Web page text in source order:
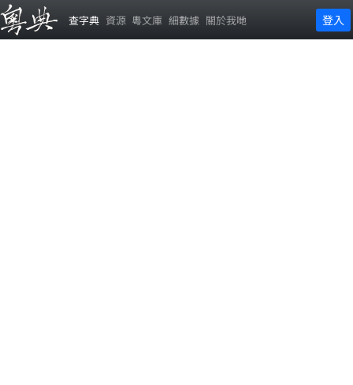
查字典 資源 粵文庫 細數據 關於我哋 登入